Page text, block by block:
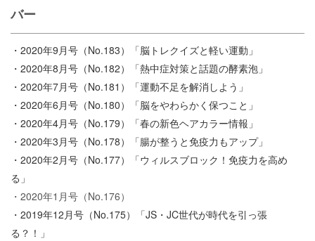
バー
・2020年9月号（No.183）「脳トレクイズと軽い運動」
・2020年8月号（No.182）「熱中症対策と話題の酵素泡」
・2020年7月号（No.181）「運動不足を解消しよう」
・2020年6月号（No.180）「脳をやわらかく保つこと」
・2020年4月号（No.179）「春の新色ヘアカラー情報」
・2020年3月号（No.178）「腸が整うと免疫力もアップ」
・2020年2月号（No.177）「ウィルスブロック！免疫力を高め
る」
・2020年1月号（No.176）
・2019年12月号（No.175）「JS・JC世代が時代を引っ張
る？！」